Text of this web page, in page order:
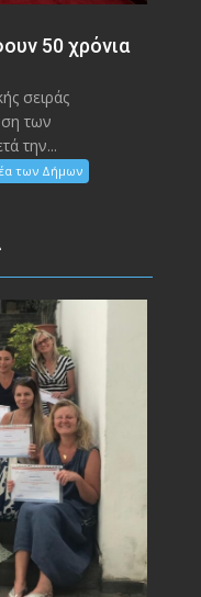
50 χρόνια
σειράς
των
την...
των Δήμων